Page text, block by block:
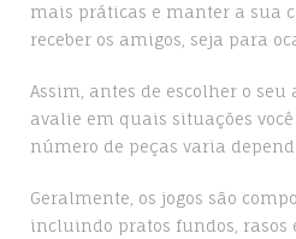
mais práticas e manter a sua
receber os amigos, seja para
Assim, antes de escolher o
avalie em quais situações
número de peças varia
Geralmente, os jogos são
incluindo pratos fundos, rasos